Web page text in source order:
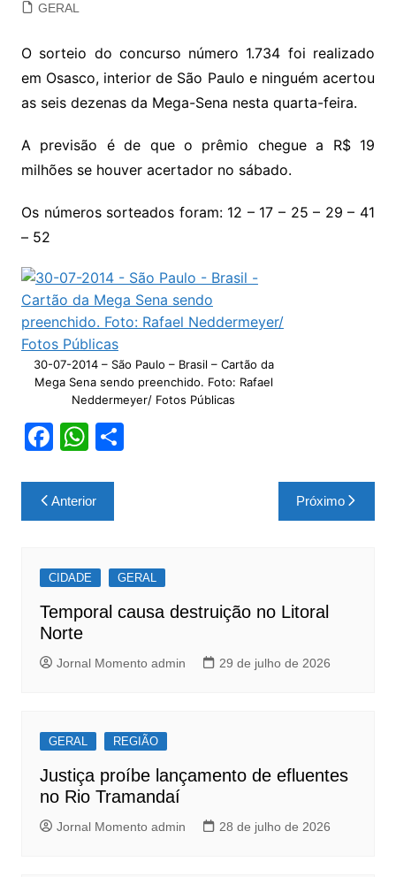
GERAL
O sorteio do concurso número 1.734 foi realizado
em Osasco, interior de São Paulo e ninguém acertou
as seis dezenas da Mega-Sena nesta quarta-feira.
A previsão é de que o prêmio chegue a R$ 19
milhões se houver acertador no sábado.
Os números sorteados foram: 12 – 17 – 25 – 29 – 41
– 52
30-07-2014 – São Paulo – Brasil – Cartão da
Mega Sena sendo preenchido. Foto: Rafael
Neddermeyer/ Fotos Públicas
F
c
e
o
o
k
W
at
s
p
p
S
Navegação
de
Anterior Próximo
CIDADE GERAL
Temporal causa destruição no Litoral
Norte
Jornal Momento admin 29 de julho de 2026
GERAL REGIÃO
Justiça proíbe lançamento de efluentes
no Rio Tramandaí
Jornal Momento admin 28 de julho de 2026